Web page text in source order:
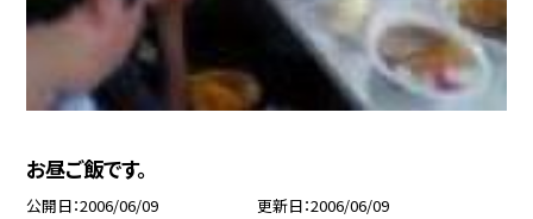
お昼ご飯です。
公開日 2006/06/09 更新日 2006/06/09